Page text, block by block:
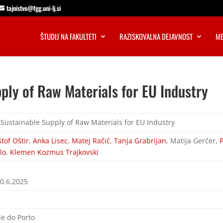
tajnistvo@fgg.uni-lj.si
ŠTUDIJ NA FAKULTETI RAZISKOVALNA DEJAVNOST
of Raw Materials for EU Industry
Supply of Raw Materials for EU Industry
Oštir,Anka Lisec, Matej Račič,Tanja Grabrijan, Matija Gerčer,
, Klemen Kozmus Trajkovski
do Porto